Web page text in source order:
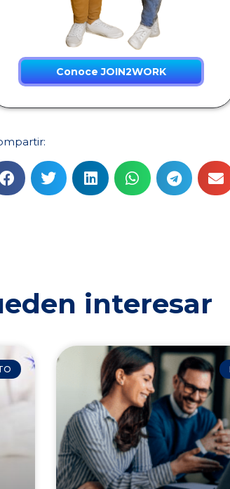
Conoce JOIN2WORK
interesar